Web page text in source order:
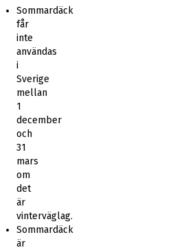
Sommardäck
får
inte
användas
i
Sverige
mellan
1
december
och
31
mars
om
det
är
vinterväglag.
Sommardäck
är